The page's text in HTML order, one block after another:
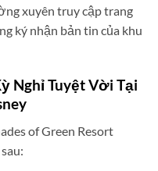
xuyên truy cập trang
ký nhận bản tin của khu
Nghỉ Tuyệt Vời Tại
of Green Resort